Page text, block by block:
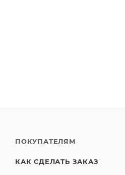
ПОКУПАТЕЛЯМ
КАК СДЕЛАТЬ ЗАКАЗ